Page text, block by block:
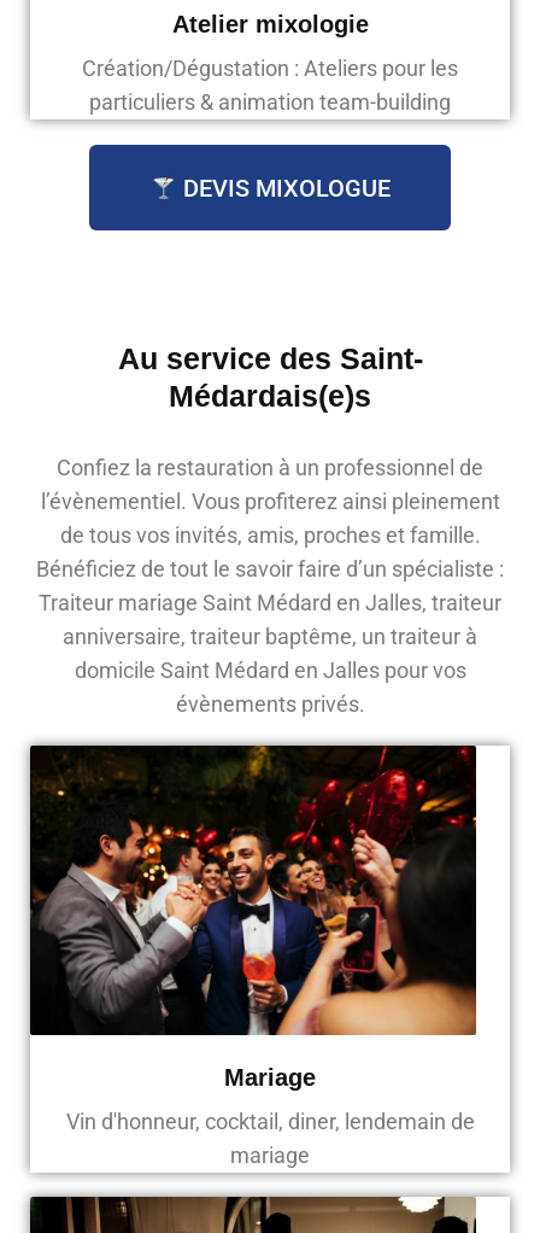
Atelier mixologie
Création/Dégustation : Ateliers pour les
particuliers & animation team-building
DEVIS MIXOLOGUE
Au service des Saint-
Médardais(e)s
Confiez la restauration à un professionnel de
l’évènementiel. Vous profiterez ainsi pleinement
de tous vos invités, amis, proches et famille.
Bénéficiez de tout le savoir faire d’un spécialiste :
Traiteur mariage Saint Médard en Jalles, traiteur
anniversaire, traiteur baptême, un traiteur à
domicile Saint Médard en Jalles pour vos
évènements privés.
Mariage
Vin d'honneur, cocktail, diner, lendemain de
mariage